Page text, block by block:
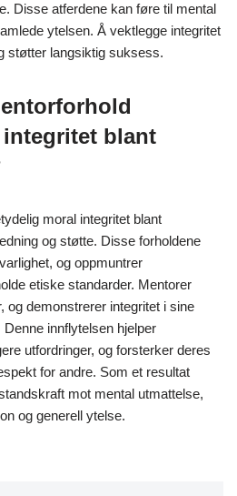
Disse atferdene kan føre til mental
ytelsen. Å vektlegge integritet
støtter langsiktig suksess.
blant
moral integritet blant
og støtte. Disse forholdene
og oppmuntrer
etiske standarder. Mentorer
og demonstrerer integritet i sine
innflytelsen hjelper
utfordringer, og forsterker deres
for andre. Som et resultat
mot mental utmattelse,
og generell ytelse.